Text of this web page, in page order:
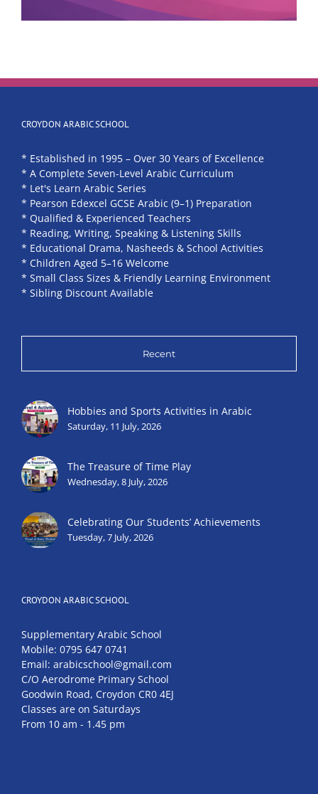
CROYDON ARABIC SCHOOL
* Established in 1995 – Over 30 Years of Excellence
* A Complete Seven-Level Arabic Curriculum
* Let's Learn Arabic Series
* Pearson Edexcel GCSE Arabic (9–1) Preparation
* Qualified & Experienced Teachers
* Reading, Writing, Speaking & Listening Skills
* Educational Drama, Nasheeds & School Activities
* Children Aged 5–16 Welcome
* Small Class Sizes & Friendly Learning Environment
* Sibling Discount Available
Recent
Hobbies and Sports Activities in Arabic
Saturday, 11 July, 2026
The Treasure of Time Play
Wednesday, 8 July, 2026
Celebrating Our Students’ Achievements
Tuesday, 7 July, 2026
CROYDON ARABIC SCHOOL
Supplementary Arabic School
Mobile: 0795 647 0741
Email: arabicschool@gmail.com
C/O Aerodrome Primary School
Goodwin Road, Croydon CR0 4EJ
Classes are on Saturdays
From 10 am - 1.45 pm